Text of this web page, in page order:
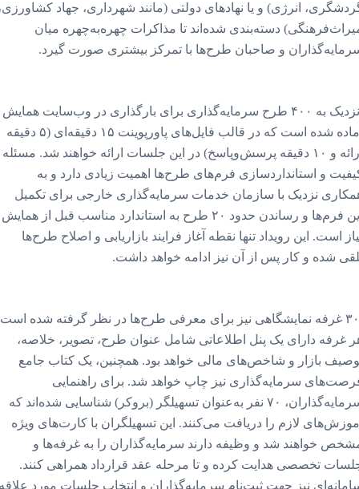
انرژی) و یا نهادهای دولتی (مانند شهرداری، جهاد
دسته‌بندی شده‌اند تا مذاکرات چهره‌به‌چهره میان
و صاحبان طرح‌ها با تمرکز بیشتری صورت گیرد.
نزدیک به ۴۰۰ طرح سرمایه‌گذاری برای بارگذاری در وب‌سایت همایش
آماده شده است که در قالب فایل‌های پاورپوینت ۱۵ دقیقه‌ای (۵ دقیقه
ارائه و ۱۰ دقیقه پرسش‌وپاسخ) در این جلسات ارائه خواهند شد. مسئله
و استانداردسازی فرم‌های طرح‌ها اهمیت زیادی دارد و به
نزدیک با سازمان خدمات سرمایه‌گذاری خارجی برای تکمیل
این فرم‌ها و رساندن حدود ۲۰ طرح به استاندارد مناسب قبل از همایش
است. این رویداد تنها نقطه آغاز فرایند بازاریابی و اصلاح طرح‌ها
شده و کار پس از آن نیز ادامه خواهد داشت.
۳۰ غرفه نمایشگاهی نیز برای معرفی طرح‌ها در نظر گرفته شده
غرفه دارای یک پنل اطلاعاتی شامل عنوان طرح، تصویر، خلاصه،
بازار و شاخص‌های مالی خواهد بود. همچنین، یک کتاب جامع
سرمایه‌گذاری نیز چاپ خواهد شد. برای راهنمایی
سرمایه‌گذاران، ۷۰ نفر به‌عنوان تسهیلگر (بروکر) شناسایی شده‌اند که
لازم را دریافت می‌کنند. این تسهیلگران با کارت‌های ویژه
خواهند شد و وظیفه دارند سرمایه‌گذاران را به غرفه‌ها و
تخصصی هدایت کرده و تا مرحله عقد قرارداد همراهی کنند.
نیز جهت ثبت‌نام سرمایه‌گذاران و انتخاب جلسات مورد